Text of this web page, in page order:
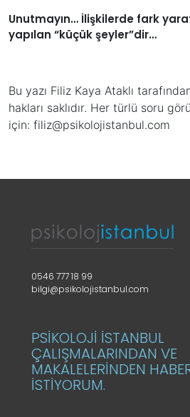
Unutmayın… İlişkilerde fark
yapılan “küçük şeyler”dir…
Bu yazı Filiz Kaya Ataklı
hakları saklıdır. Her türlü soru
için: filiz@psikolojistanbul.com
0546 777 18 99
bilgi@psikolojistanbul.com
PSİKOLOJİ İSTANBUL
ÇALIŞMALARINDAN VE
MAKALELERİNDEN
İSTİYORUM.